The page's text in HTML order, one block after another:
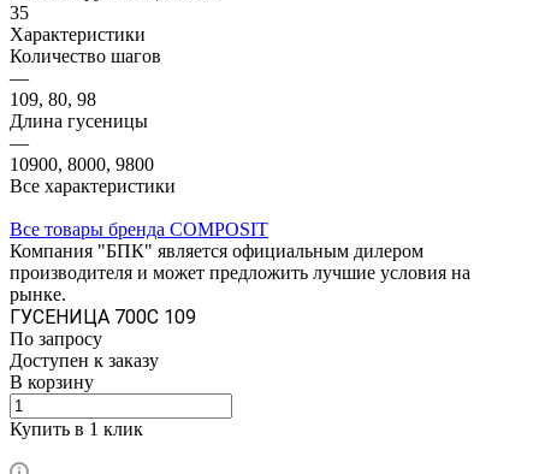
35
Характеристики
Количество шагов
—
109, 80, 98
Длина гусеницы
—
10900, 8000, 9800
Все характеристики
Все товары бренда COMPOSIT
Компания "БПК" является официальным дилером
производителя и может предложить лучшие условия на
рынке.
ГУСЕНИЦА 700C 109
По запросу
Доступен к заказу
В корзину
Купить в 1 клик